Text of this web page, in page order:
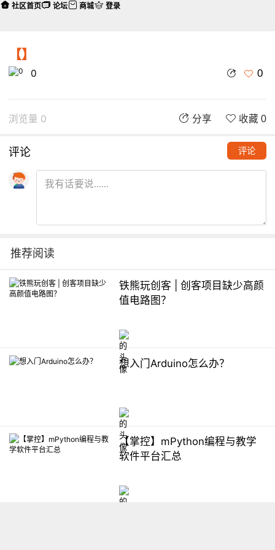
【】
0 0
浏览量 0 分享 收藏 0
评论 评论
推荐阅读
铁熊玩创客 | 创客项目缺少高颜
值电路图？
想入门Arduino怎么办？
【掌控】mPython编程与教学
软件平台汇总
社区首页 论坛 商城 登录